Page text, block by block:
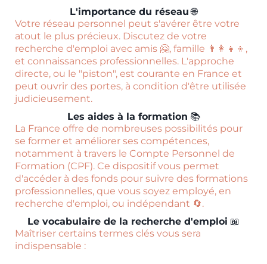
L'importance du réseau🌐
Votre réseau personnel peut s'avérer être votre
atout le plus précieux. Discutez de votre
recherche d'emploi avec amis 🤗, famille 👨‍👩‍👧‍👦,
et connaissances professionnelles. L'approche
directe, ou le "piston", est courante en France et
peut ouvrir des portes, à condition d'être utilisée
judicieusement.
Les aides à la formation 📚
La France offre de nombreuses possibilités pour
se former et améliorer ses compétences,
notamment à travers le Compte Personnel de
Formation (CPF). Ce dispositif vous permet
d'accéder à des fonds pour suivre des formations
professionnelles, que vous soyez employé, en
recherche d'emploi, ou indépendant 🔄.
Le vocabulaire de la recherche d'emploi 📖
Maîtriser certains termes clés vous sera
indispensable :